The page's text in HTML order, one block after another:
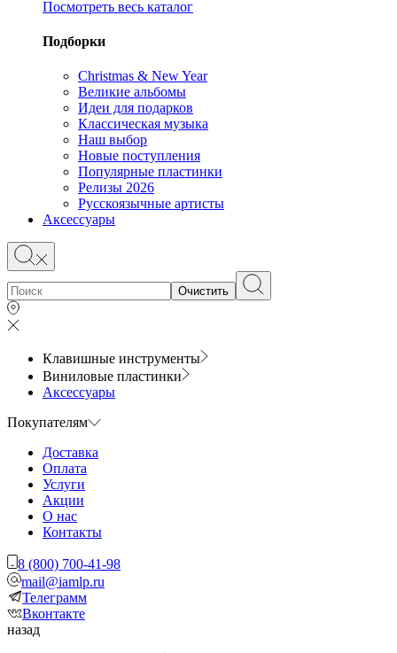
Посмотреть весь каталог
Подборки
Christmas & New Year
Великие альбомы
Идеи для подарков
Классическая музыка
Наш выбор
Новые поступления
Популярные пластинки
Релизы 2026
Русскоязычные артисты
Аксессуары
Очистить
Клавишные инструменты
Виниловые пластинки
Аксессуары
Покупателям
Доставка
Оплата
Услуги
Акции
О нас
Контакты
8 (800) 700-41-98
mail@iamlp.ru
Телеграмм
Вконтакте
назад